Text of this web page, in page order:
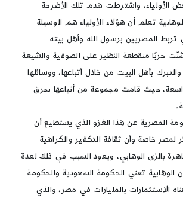
الأولياء، واشترطت هدم تلك الأضرحة
الوهابية تعلم أن هؤلاء الأولياء هم الوسيلة
تربط المصريين برسول الله وأهل بيته
حربًا منقطعة النظير على الصوفية والشيعة
والتبرك بأهل البيت من خلال أتباعها، ووسائلها
حيث قامت مجموعة من أتباعها بحرق
المصرية عن هذا الغزو الذي يستطيع أن
لمصر خاصة وأن ثقافة التكفير والكراهية
بالزى الوهابي، ويعود السبب في ذلك لعدة
الوهابية تعني الحكومة السعودية والحكومة
الاستثمارات بالمليارات في مصر، والذي